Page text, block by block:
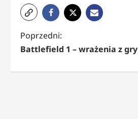
Z
o
b
Poprzedni:
Battlefield 1 – wrażenia z gry